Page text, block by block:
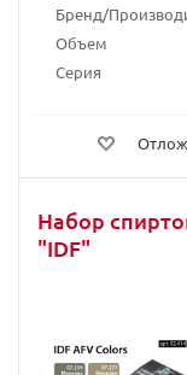
Бренд/
Объем
Серия
Набор
"IDF"